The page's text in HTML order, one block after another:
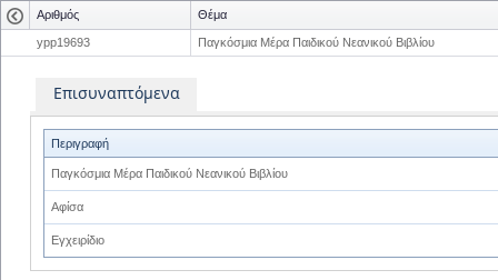
Αριθμός Θέμα
ypp19693 Παγκόσμια Μέρα Παιδικού Νεανικού Βιβλίου
Επισυναπτόμενα
Περιγραφή
Παγκόσμια Μέρα Παιδικού Νεανικού Βιβλίου
Αφίσα
Εγχειρίδιο